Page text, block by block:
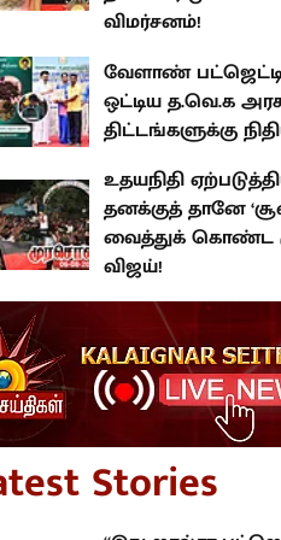
விமர்சனம்!
வேளாண்
ஒட்டிய த.வெ.க
திட்டங்களுக்கு
உதயநிதி
தனக்குத் தானே
வைத்துக் கொண்ட
விஜய்!
Stories